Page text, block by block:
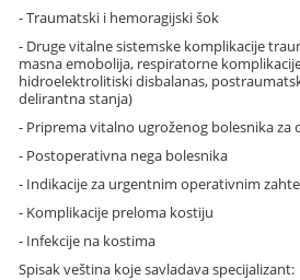
- Traumatski i hemoragijski šok
- Druge vitalne sistemske komplikacije
masna emobolija, respiratorne
hidroelektrolitiski disbalanas,
delirantna stanja)
- Priprema vitalno ugroženog bolesnika za
- Postoperativna nega bolesnika
- Indikacije za urgentnim operativnim
- Komplikacije preloma kostiju
- Infekcije na kostima
Spisak veština koje savladava specijalizant: